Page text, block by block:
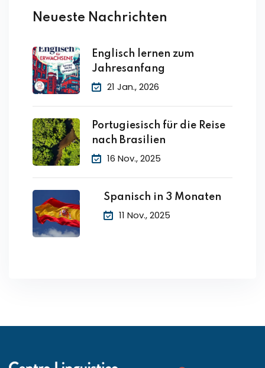
Neueste Nachrichten
Englisch lernen zum
Jahresanfang
21 Jan., 2026
Portugiesisch für die Reise
nach Brasilien
16 Nov., 2025
Spanisch in 3 Monaten
11 Nov., 2025